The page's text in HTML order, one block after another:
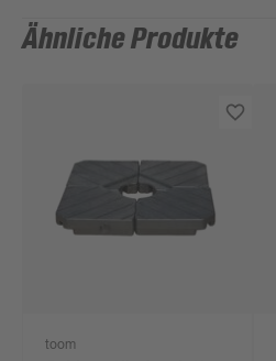
Ähnliche Produkte
toom